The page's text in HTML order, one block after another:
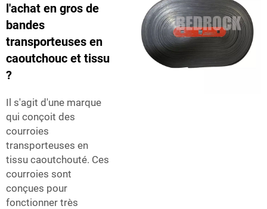
l'achat en gros de
bandes
transporteuses en
caoutchouc et tissu
?
Il s'agit d'une marque
qui conçoit des
courroies
transporteuses en
tissu caoutchouté. Ces
courroies sont
conçues pour
fonctionner très